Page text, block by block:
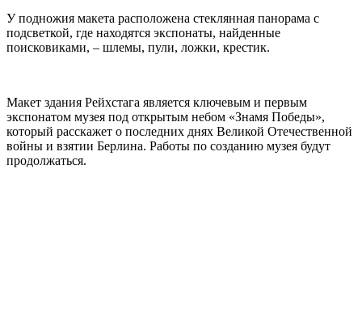
У подножия макета расположена стеклянная панорама с
подсветкой, где находятся экспонаты, найденные
поисковиками, – шлемы, пули, ложки, крестик.
Макет здания Рейхстага является ключевым и первым
экспонатом музея под открытым небом «Знамя Победы»,
который расскажет о последних днях Великой Отечественной
войны и взятии Берлина. Работы по созданию музея будут
продолжаться.